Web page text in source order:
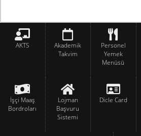
AKTS
Akademik
Takvim
Personel
Yemek
Menüsü
İşçi Maaş
Bordroları
Lojman
Başvuru
Sistemi
Dicle Card